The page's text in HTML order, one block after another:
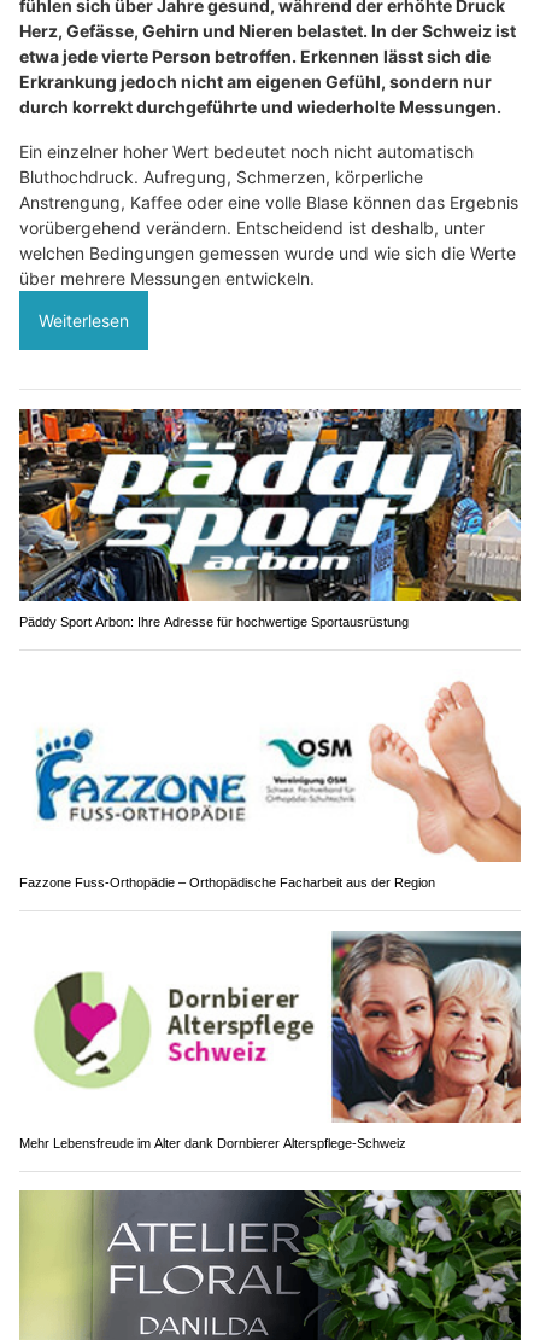
fühlen sich über Jahre gesund, während der erhöhte Druck
Herz, Gefässe, Gehirn und Nieren belastet. In der Schweiz ist
etwa jede vierte Person betroffen. Erkennen lässt sich die
Erkrankung jedoch nicht am eigenen Gefühl, sondern nur
durch korrekt durchgeführte und wiederholte Messungen.
Ein einzelner hoher Wert bedeutet noch nicht automatisch
Bluthochdruck. Aufregung, Schmerzen, körperliche
Anstrengung, Kaffee oder eine volle Blase können das Ergebnis
vorübergehend verändern. Entscheidend ist deshalb, unter
welchen Bedingungen gemessen wurde und wie sich die Werte
über mehrere Messungen entwickeln.
Weiterlesen
Päddy Sport Arbon: Ihre Adresse für hochwertige Sportausrüstung
Fazzone Fuss-Orthopädie – Orthopädische Facharbeit aus der Region
Mehr Lebensfreude im Alter dank Dornbierer Alterspflege-Schweiz